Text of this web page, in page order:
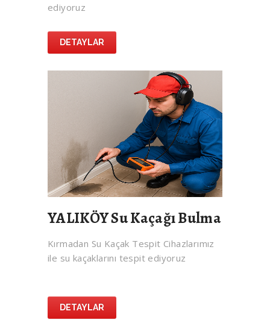
ediyoruz
DETAYLAR
YALIKÖY Su Kaçağı Bulma
Kırmadan Su Kaçak Tespit Cihazlarımız
ile su kaçaklarını tespit ediyoruz
DETAYLAR